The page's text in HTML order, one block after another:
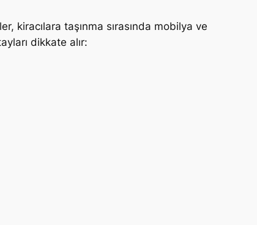
kiracılara taşınma sırasında mobilya ve
dikkate alır: